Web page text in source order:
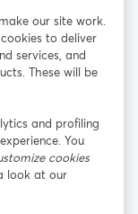
YouTube
新しいタブで開く
our site work.
to deliver
services, and
These will be
and profiling
You
cookies
look at our